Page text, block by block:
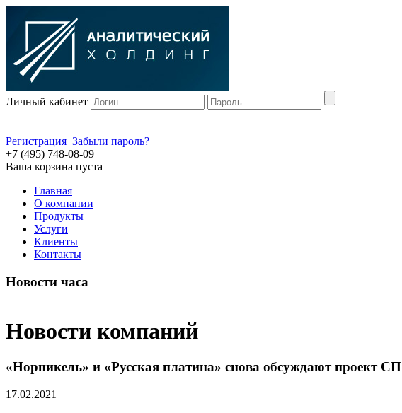
Личный кабинет
Регистрация Забыли пароль?
+7 (495) 748-08-09
Ваша корзина пуста
Главная
О компании
Продукты
Услуги
Клиенты
Контакты
Новости часа
Новости компаний
«Норникель» и «Русская платина» снова обсуждают проект СП
17.02.2021